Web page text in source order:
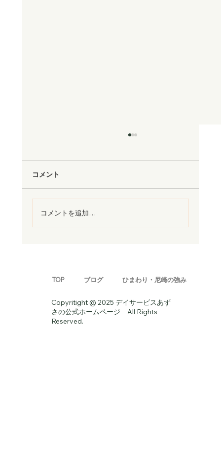
コメント
コメントを追加…
TOP ブログ ひまわり・尼崎の強み
Copyritight @ 2025 デイサービスあず
さの公式ホームページ All Rights
Reserved.